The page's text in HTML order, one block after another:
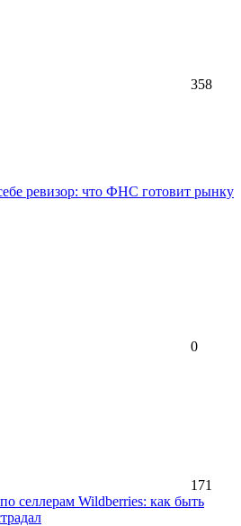
358
ревизор: что ФНС готовит рынку
0
171
селлерам Wildberries: как быть